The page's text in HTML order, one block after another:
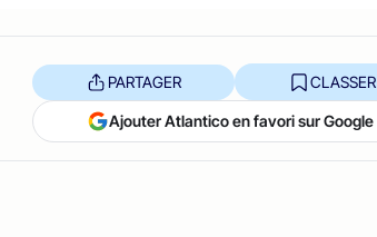
PARTAGER CLASSER
Ajouter Atlantico en favori sur Google